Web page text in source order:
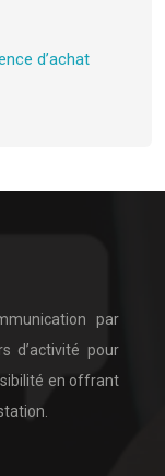
d’achat
par
d’activité pour
en offrant